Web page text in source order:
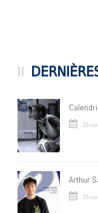
29
Arthur
29